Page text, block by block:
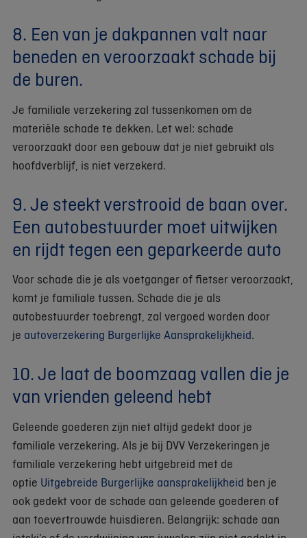
8. Een van je dakpannen valt naar
beneden en veroorzaakt schade bij
de buren.
Je familiale verzekering zal tussenkomen om de
materiële schade te dekken. Let wel: schade
veroorzaakt door een gebouw dat je niet gebruikt als
hoofdverblijf, is niet verzekerd.
9. Je steekt verstrooid de baan over.
Een autobestuurder moet uitwijken
en rijdt tegen een geparkeerde auto
Voor schade die je als voetganger of fietser veroorzaakt,
komt je familiale tussen. Schade die je als
autobestuurder toebrengt, zal vergoed worden door
je autoverzekering Burgerlijke Aansprakelijkheid.
10. Je laat de boomzaag vallen die je
van vrienden geleend hebt
Geleende goederen zijn niet altijd gedekt door je
familiale verzekering. Als je bij DVV Verzekeringen je
familiale verzekering hebt uitgebreid met de
optie Uitgebreide Burgerlijke aansprakelijkheid ben je
ook gedekt voor de schade aan geleende goederen of
aan toevertrouwde huisdieren. Belangrijk: schade aan